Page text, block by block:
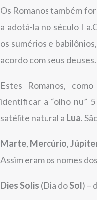
Os Romanos também
a adotá-la no século I
os sumérios e
acordo com seus deuses.
Estes Romanos,
identificar a “olho nu”
satélite natural a Lua.
Marte, Mercúrio,
Assim eram os nomes
Dies Solis (Dia doSol) –